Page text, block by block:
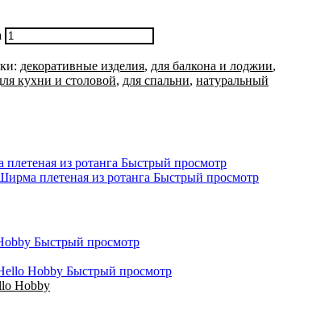
декоративные изделия, для балкона и лоджии,
кухни и столовой, для спальни, натуральный
Быстрый просмотр
Быстрый просмотр
Быстрый просмотр
Быстрый просмотр
Hobby